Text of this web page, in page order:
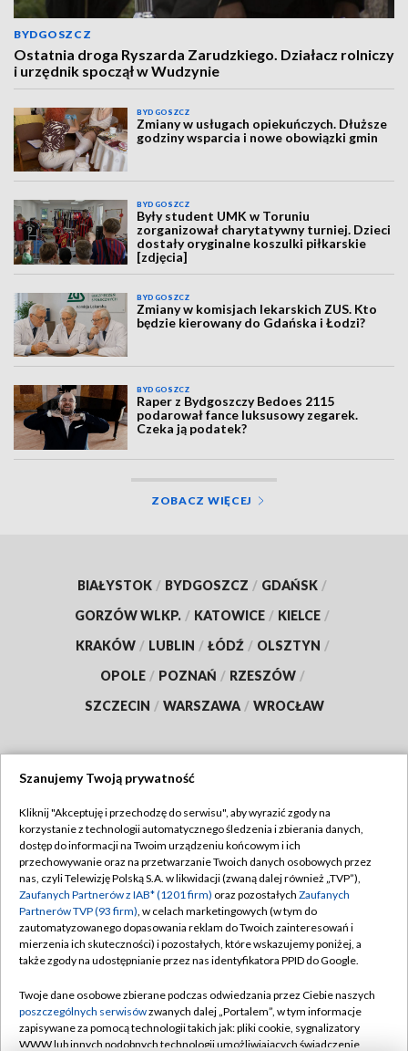
BYDGOSZCZ
Ostatnia droga Ryszarda Zarudzkiego. Działacz rolniczy
i urzędnik spoczął w Wudzynie
BYDGOSZCZ
Zmiany w usługach opiekuńczych. Dłuższe
godziny wsparcia i nowe obowiązki gmin
BYDGOSZCZ
Były student UMK w Toruniu
zorganizował charytatywny turniej. Dzieci
dostały oryginalne koszulki piłkarskie
[zdjęcia]
BYDGOSZCZ
Zmiany w komisjach lekarskich ZUS. Kto
będzie kierowany do Gdańska i Łodzi?
BYDGOSZCZ
Raper z Bydgoszczy Bedoes 2115
podarował fance luksusowy zegarek.
Czeka ją podatek?
ZOBACZ WIĘCEJ
BIAŁYSTOK / BYDGOSZCZ / GDAŃSK /
GORZÓW WLKP. / KATOWICE / KIELCE /
KRAKÓW / LUBLIN / ŁÓDŹ / OLSZTYN /
OPOLE / POZNAŃ / RZESZÓW /
SZCZECIN / WARSZAWA / WROCŁAW
TVP
Abonament TVP
Emisja w TVP
Centrum informacji TVP
Naziemna Telewizja Cyfrowa
Rada Programowa
System NOS
Regulamin TVP
Polityka prywatności
Moje zgody
Pomoc
Kontakt
Szanujemy Twoją prywatność
Kliknij "Akceptuję i przechodzę do serwisu", aby wyrazić zgody na
korzystanie z technologii automatycznego śledzenia i zbierania danych,
dostęp do informacji na Twoim urządzeniu końcowym i ich
przechowywanie oraz na przetwarzanie Twoich danych osobowych przez
nas, czyli Telewizję Polską S.A. w likwidacji (zwaną dalej również „TVP”),
Zaufanych Partnerów z IAB* (1201 firm) oraz pozostałych Zaufanych
Partnerów TVP (93 firm), w celach marketingowych (w tym do
zautomatyzowanego dopasowania reklam do Twoich zainteresowań i
mierzenia ich skuteczności) i pozostałych, które wskazujemy poniżej, a
także zgody na udostępnianie przez nas identyfikatora PPID do Google.
Twoje dane osobowe zbierane podczas odwiedzania przez Ciebie naszych
poszczególnych serwisówzwanych dalej „Portalem”, w tym informacje
zapisywane za pomocą technologii takich jak: pliki cookie, sygnalizatory
WWW lub innych podobnych technologii umożliwiających świadczenie